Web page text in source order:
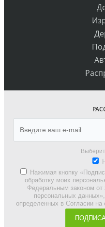
Нажимая кнопку
обработку моих
Федеральным законом
персональных
определенных в Согласии на